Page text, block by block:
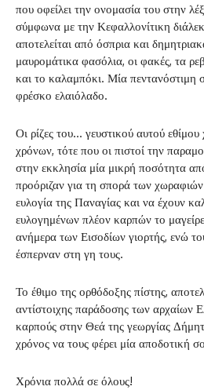
που οφείλει την ονομασία του στην
σύμφωνα με την Κεφαλλονίτικη
αποτελείται από όσπρια και
μαυρομάτικα φασόλια, οι φακές, τα
και το καλαμπόκι. Μία πεντανόστιμη
φρέσκο ελαιόλαδο.
Οι ρίζες του… γευστικού αυτού
χρόνων, τότε που οι πιστοί την
στην εκκλησία μία μικρή ποσότητα
προόριζαν για τη σπορά των
ευλογία της Παναγίας και να έχουν
ευλογημένων πλέον καρπών το
ανήμερα των Εισοδίων γιορτής, ενώ
έσπερναν στη γη τους.
Το έθιμο της ορθόδοξης πίστης,
αντίστοιχης παράδοσης των αρχαίων
καρπούς στην Θεά της γεωργίας
χρόνος να τους φέρει μία αποδοτική
Χρόνια πολλά σε όλους!